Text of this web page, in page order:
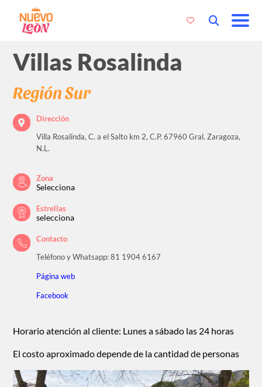
Villas Rosalinda
Región Sur
Dirección
Villa Rosalinda, C. a el Salto km 2, C.P. 67960 Gral. Zaragoza,
N.L.
Zona
Selecciona
Estrellas
selecciona
Contacto
Teléfono y Whatsapp: 81 1904 6167
Página web
Facebook
Horario atención al cliente: Lunes a sábado las 24 horas
El costo aproximado depende de la cantidad de personas